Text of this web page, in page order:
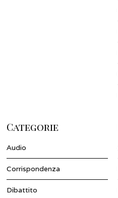
Categorie
Audio
Corrispondenza
Dibattito